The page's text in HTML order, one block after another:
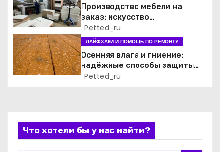
а
п
и
с
Производство мебели на
заказ: искусство
функциональности и стиля
Petted_ru
ЛАЙФХАКИ И ПОМОЩЬ ПО РЕМОНТУ
Осенняя влага и гниение:
надёжные способы защиты
деревянных конструкций на
Petted_ru
Что хотели бы у нас найти?